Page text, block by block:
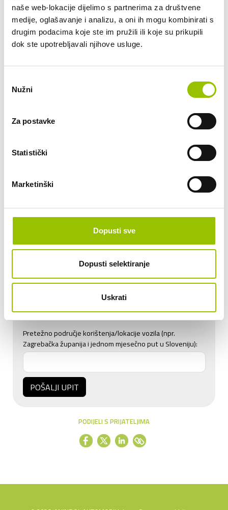
naše web-lokacije dijelimo s partnerima za društvene
medije, oglašavanje i analizu, a oni ih mogu kombinirati s
drugim podacima koje ste im pružili ili koje su prikupili
dok ste upotrebljavali njihove usluge.
pristanka
Nužni
Za postavke
Statistički
Marketinški
Dopusti sve
Dopusti selektiranje
Uskrati
Uključeni su troškovi: najam, osiguranje putnika, kasko osiguranje
vozila sa učešćem 500,00 €, održavanje: svi servisi i eventualni
popravci, ljetne gume i zamjena, registracija vozila, tehnički pregled
vozila, periodični pregled vozila, protupožarni aparat s atestima,
obvezna oprema vozila, RTV pretplata, mobilno i/ili tvorničko jamstvo.
Zanima li Vas ovaj automobil? Pošaljite
nam upit.
Planirana mjesečna kilometraža:
do 800 km
do 2.500 km
od 5.000 km
Pretežno područje korištenja/lokacije vozila (npr.
Zagrebačka županija i jednom mjesečno put u Sloveniju):
POŠALJI UPIT
PODIJELI S PRIJATELJIMA